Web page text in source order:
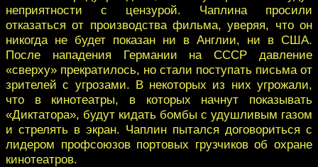
неприятности с цензурой. Чаплина просили
отказаться от производства фильма, уверяя, что он
никогда не будет показан ни в Англии, ни в США.
После нападения Германии на СССР давление
«сверху» прекратилось, но стали поступать письма от
зрителей с угрозами. В некоторых из них угрожали,
что в кинотеатры, в которых начнут показывать
«Диктатора», будут кидать бомбы с удушливым газом
и стрелять в экран. Чаплин пытался договориться с
лидером профсоюзов портовых грузчиков об охране
кинотеатров.